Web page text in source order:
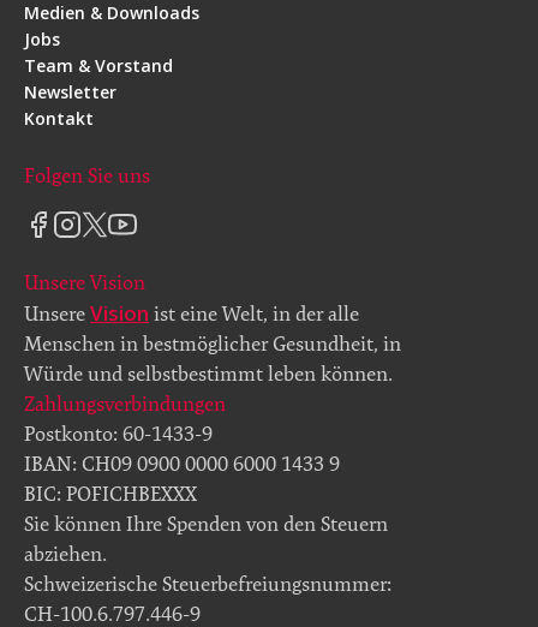
Medien & Downloads
Jobs
Team & Vorstand
Newsletter
Kontakt
Folgen Sie uns
Unsere Vision
Unsere Vision ist eine Welt, in der alle
Menschen in bestmöglicher Gesundheit, in
Würde und selbstbestimmt leben können.
Zahlungsverbindungen
Postkonto: 60-1433-9
IBAN: CH09 0900 0000 6000 1433 9
BIC: POFICHBEXXX
Sie können Ihre Spenden von den Steuern
abziehen.
Schweizerische Steuerbefreiungsnummer:
CH-100.6.797.446-9